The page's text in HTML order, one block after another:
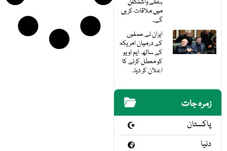
میں ملاقات کریں
گے۔
ایران نے حملوں
کے درمیان امریکہ
کے ساتھ ایم او یو
کو معطل کرنے کا
اعلان کر دیا۔
زمرہ جات
پاکستان
دنیا